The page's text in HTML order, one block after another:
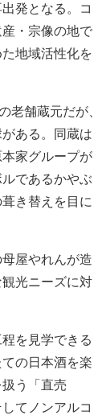
発となる。コ
・宗像の地で
地域活性化を
老舗蔵元だが、
ある。同蔵は
家グループが
であるかやぶ
き替えを目に
屋やれんが造
光ニーズに対
を見学できる
の日本酒を楽
う「直売
てノンアルコ